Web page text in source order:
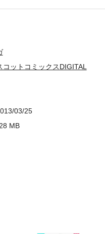
コットコミックスDIGITAL
03/25
MB